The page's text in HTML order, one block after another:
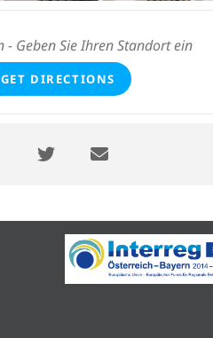
GET DIRECTIONS